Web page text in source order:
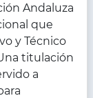
Andaluza
que
y Técnico
titulación
a